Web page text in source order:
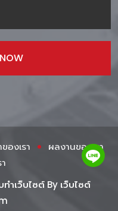
องเรา
ผลงานของเรา
ำเว็บไซต์ By เว็บไซต์